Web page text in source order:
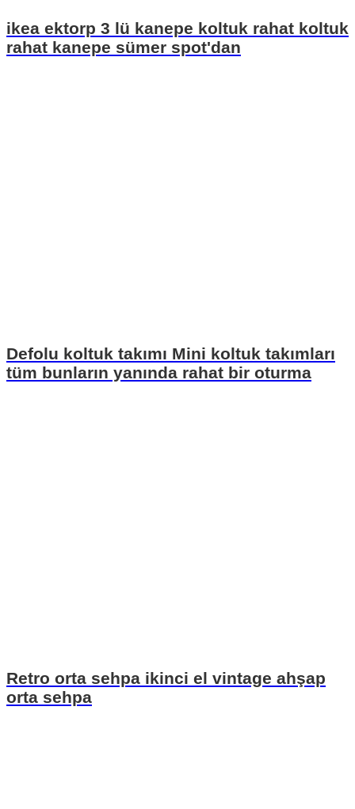
ikea ektorp 3 lü kanepe koltuk rahat koltuk
rahat kanepe sümer spot'dan
Defolu koltuk takımı Mini koltuk takımları
tüm bunların yanında rahat bir oturma
Retro orta sehpa ikinci el vintage ahşap
orta sehpa